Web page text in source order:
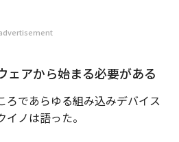
ェアから始まる必要がある
ろであらゆる組み込みデバイス
ノは語った。